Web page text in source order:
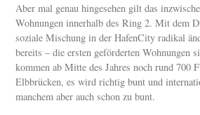
Aber mal genau hingesehen gilt das
Wohnungen innerhalb des Ring 2. Mit dem
soziale Mischung in der HafenCity radikal
bereits – die ersten geförderten Wohnungen
kommen ab Mitte des Jahres noch rund 700
Elbbrücken, es wird richtig bunt und
manchem aber auch schon zu bunt.